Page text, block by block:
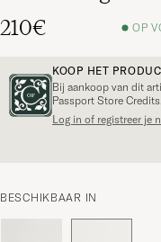
210€
OP
KOOP HET
Bij aankoop van dit
Passport Store Credits.
Log in of registreer je
BESCHIKBAAR IN